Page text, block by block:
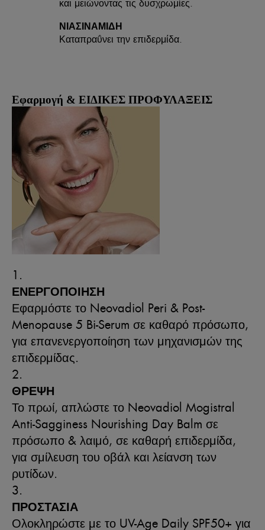
ΝΙΑΣΙΝΑΜΙΔΗ
Καταπραΰνει την επιδερμίδα.
Εφαρμογή & ΕΙΔΙΚΕΣ ΠΡΟΦΥΛΑΞΕΙΣ
ΕΝΕΡΓΟΠΟΙΗΣΗ
Εφαρμόστε το Neovadiol Peri & Post-
Menopause 5 Bi-Serum σε καθαρό πρόσωπο,
για επανενεργοποίηση των μηχανισμών της
επιδερμίδας.
ΘΡΕΨΗ
Το πρωί, απλώστε το Neovadiol Mogistral
Anti-Sagginess Nourishing Day Balm σε
πρόσωπο & λαιμό, σε καθαρή επιδερμίδα,
για σμίλευση του οβάλ και λείανση των
ρυτίδων.
ΠΡΟΣΤΑΣΙΑ
Ολοκληρώστε με το UV-Age Daily SPF50+ για